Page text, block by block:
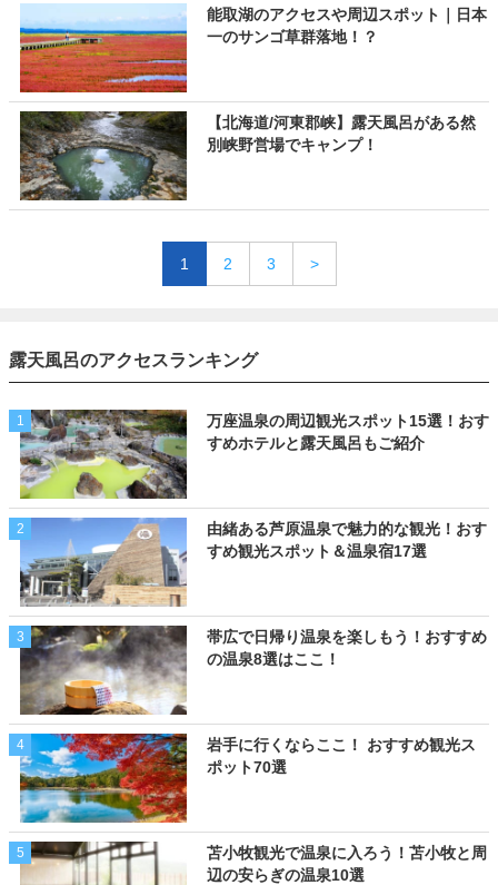
能取湖のアクセスや周辺スポット｜日本
一のサンゴ草群落地！？
【北海道/河東郡峡】露天風呂がある然
別峡野営場でキャンプ！
1 2 3 >
露天風呂のアクセスランキング
1
万座温泉の周辺観光スポット15選！おす
すめホテルと露天風呂もご紹介
2
由緒ある芦原温泉で魅力的な観光！おす
すめ観光スポット＆温泉宿17選
3
帯広で日帰り温泉を楽しもう！おすすめ
の温泉8選はここ！
4
岩手に行くならここ！ おすすめ観光ス
ポット70選
5
苫小牧観光で温泉に入ろう！苫小牧と周
辺の安らぎの温泉10選